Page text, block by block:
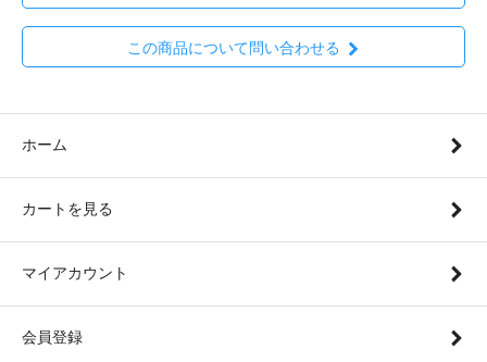
この商品について問い合わせる
ホーム
カートを見る
マイアカウント
会員登録